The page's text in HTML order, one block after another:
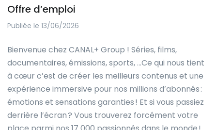
Offre d’emploi
Publiée le 13/06/2026
Bienvenue chez CANAL+ Group ! Séries, films,
documentaires, émissions, sports, …Ce qui nous tient
à cœur c’est de créer les meilleurs contenus et une
expérience immersive pour nos millions d’abonnés :
émotions et sensations garanties ! Et si vous passiez
derrière l’écran ? Vous trouverez forcément votre